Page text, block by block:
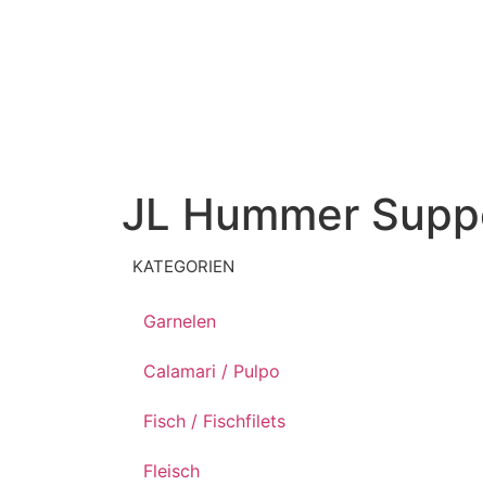
JL Hummer
KATEGORIEN
Garnelen
Calamari / Pulpo
Fisch / Fischfilets
Fleisch